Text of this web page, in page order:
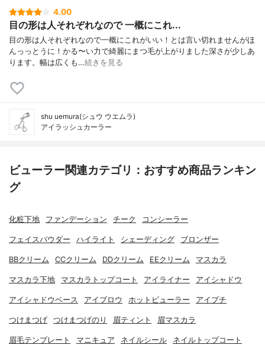
4.00
目の形は人それぞれなので 一概にこれ...
目の形は人それぞれなので一概にこれがいい！とは言い切れませんがほ
んっっとうに！かる〜い力で綺麗にまつ毛が上がりました深さが少しあ
ります。幅は広くも…続きを見る
shu uemura(シュウ ウエムラ)
アイラッシュカーラー
ビューラー関連カテゴリ：おすすめ商品ランキン
グ
化粧下地 ファンデーション チーク コンシーラー
フェイスパウダー ハイライト シェーディング ブロンザー
BBクリーム CCクリーム DDクリーム EEクリーム マスカラ
マスカラ下地 マスカラトップコート アイライナー アイシャドウ
アイシャドウベース アイブロウ ホットビューラー アイプチ
つけまつげ つけまつげのり 眉ティント 眉マスカラ
眉毛テンプレート マニキュア ネイルシール ネイルトップコート